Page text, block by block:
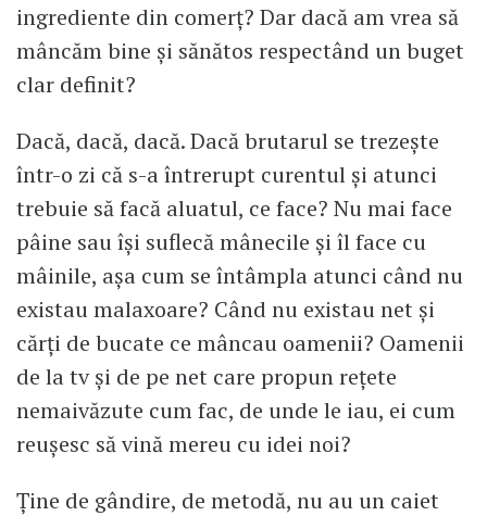
ingrediente din comerț? Dar dacă am vrea să
mâncăm bine și sănătos respectând un buget
clar definit?
Dacă, dacă, dacă. Dacă brutarul se trezește
într-o zi că s-a întrerupt curentul și atunci
trebuie să facă aluatul, ce face? Nu mai face
pâine sau își suflecă mânecile și îl face cu
mâinile, așa cum se întâmpla atunci când nu
existau malaxoare? Când nu existau net și
cărți de bucate ce mâncau oamenii? Oamenii
de la tv și de pe net care propun rețete
nemaivăzute cum fac, de unde le iau, ei cum
reușesc să vină mereu cu idei noi?
Ține de gândire, de metodă, nu au un caiet